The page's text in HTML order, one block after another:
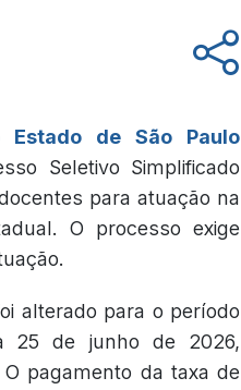
Estado de São Paulo
Seletivo Simplificado
para atuação na
O processo exige
alterado para o período
25 de junho de 2026,
O pagamento da taxa de